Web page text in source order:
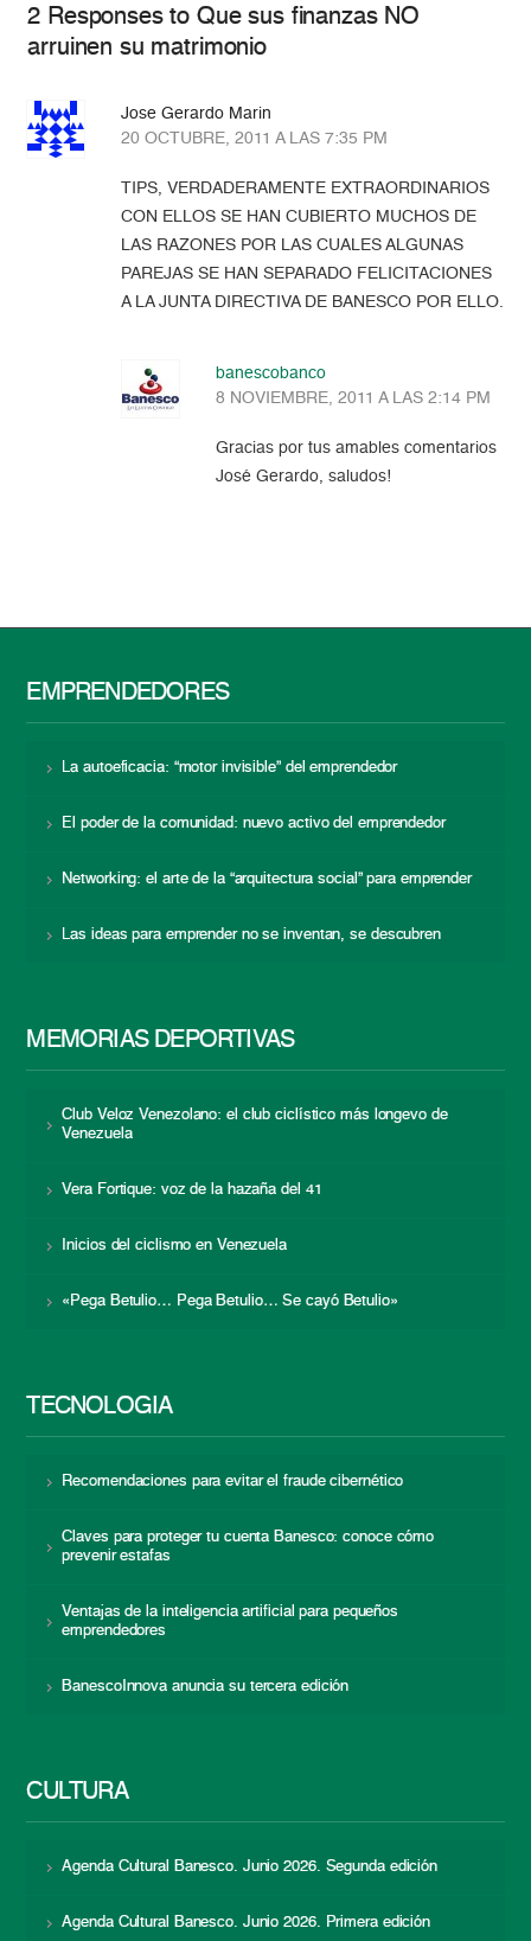
2 Responses to Que sus finanzas NO
arruinen su matrimonio
Jose Gerardo Marin
20 OCTUBRE, 2011 A LAS 7:35 PM
TIPS, VERDADERAMENTE EXTRAORDINARIOS
CON ELLOS SE HAN CUBIERTO MUCHOS DE
LAS RAZONES POR LAS CUALES ALGUNAS
PAREJAS SE HAN SEPARADO FELICITACIONES
A LA JUNTA DIRECTIVA DE BANESCO POR ELLO.
banescobanco
8 NOVIEMBRE, 2011 A LAS 2:14 PM
Gracias por tus amables comentarios
José Gerardo, saludos!
EMPRENDEDORES
La autoeficacia: “motor invisible” del emprendedor
El poder de la comunidad: nuevo activo del emprendedor
Networking: el arte de la “arquitectura social” para emprender
Las ideas para emprender no se inventan, se descubren
MEMORIAS DEPORTIVAS
Club Veloz Venezolano: el club ciclístico más longevo de
Venezuela
Vera Fortique: voz de la hazaña del 41
Inicios del ciclismo en Venezuela
«Pega Betulio… Pega Betulio… Se cayó Betulio»
TECNOLOGÍA
Recomendaciones para evitar el fraude cibernético
Claves para proteger tu cuenta Banesco: conoce cómo
prevenir estafas
Ventajas de la inteligencia artificial para pequeños
emprendedores
BanescoInnova anuncia su tercera edición
CULTURA
Agenda Cultural Banesco. Junio 2026. Segunda edición
Agenda Cultural Banesco. Junio 2026. Primera edición